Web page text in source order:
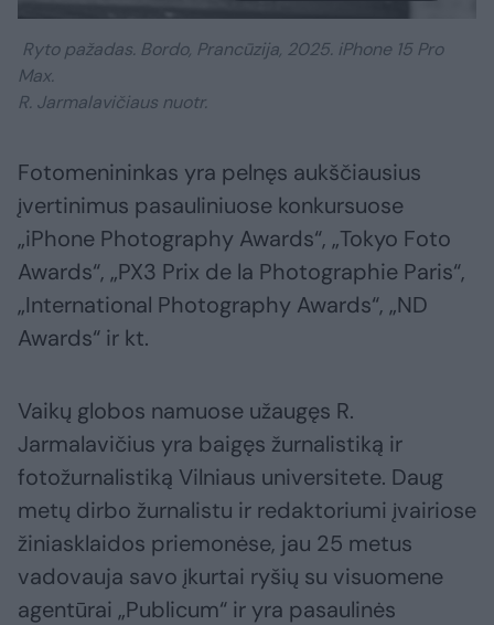
Ryto pažadas. Bordo, Prancūzija, 2025. iPhone 15 Pro
Max.
R. Jarmalavičiaus nuotr.
Fotomenininkas yra pelnęs aukščiausius
įvertinimus pasauliniuose konkursuose
„iPhone Photography Awards“, „Tokyo Foto
Awards“, „PX3 Prix de la Photographie Paris“,
„International Photography Awards“, „ND
Awards“ ir kt.
Vaikų globos namuose užaugęs R.
Jarmalavičius yra baigęs žurnalistiką ir
fotožurnalistiką Vilniaus universitete. Daug
metų dirbo žurnalistu ir redaktoriumi įvairiose
žiniasklaidos priemonėse, jau 25 metus
vadovauja savo įkurtai ryšių su visuomene
agentūrai „Publicum“ ir yra pasaulinės